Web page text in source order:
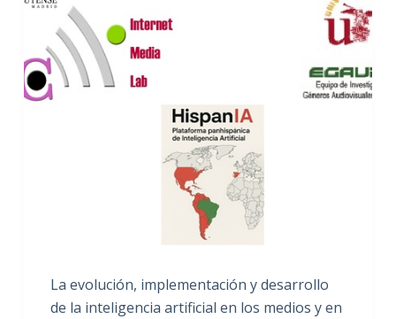
La evolución, implementación y desarrollo
de la inteligencia artificial en los medios y en